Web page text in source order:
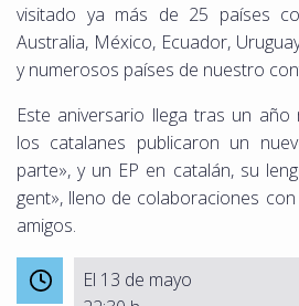
visitado ya más de 25 países
Australia, México, Ecuador,
y numerosos países de nuestro
Este aniversario llega tras un
los catalanes publicaron un
parte», y un EP en catalán, su
gent», lleno de colaboraciones
amigos.
El 13 de mayo